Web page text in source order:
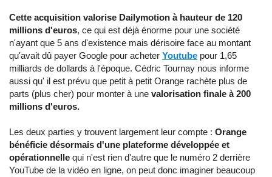
Cette acquisition valorise Dailymotion à hauteur de 120
millions d'euros, ce qui est déjà énorme pour une société
n'ayant que 5 ans d'existence mais dérisoire face au montant
qu'avait dû payer Google pour acheter Youtube pour 1,65
milliards de dollards à l'époque. Cédric Tournay nous informe
aussi qu' il est prévu que petit à petit Orange rachète plus de
parts (plus cher) pour monter à une valorisation finale à 200
millions d'euros.
Les deux parties y trouvent largement leur compte : Orange
bénéficie désormais d'une plateforme développée et
opérationnelle qui n'est rien d'autre que le numéro 2 derrière
YouTube de la vidéo en ligne, on peut donc imaginer beaucoup